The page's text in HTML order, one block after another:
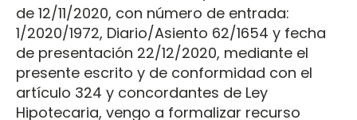
de 12/11/2020, con número de entrada:
1/2020/1972, Diario/Asiento 62/1654 y fecha
de presentación 22/12/2020, mediante el
presente escrito y de conformidad con el
artículo 324 y concordantes de Ley
Hipotecaria, vengo a formalizar recurso